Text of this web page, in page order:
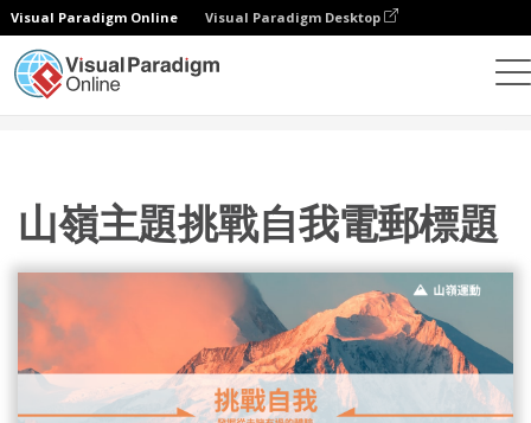
Visual Paradigm Online Visual Paradigm Desktop
山嶺主題挑戰自我電郵標題